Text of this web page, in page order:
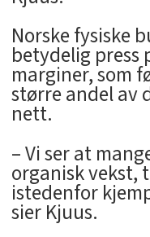
Norske fysiske
betydelig press
marginer, som
større andel av
nett.
– Vi ser at
organisk vekst,
istedenfor
sier Kjuus.